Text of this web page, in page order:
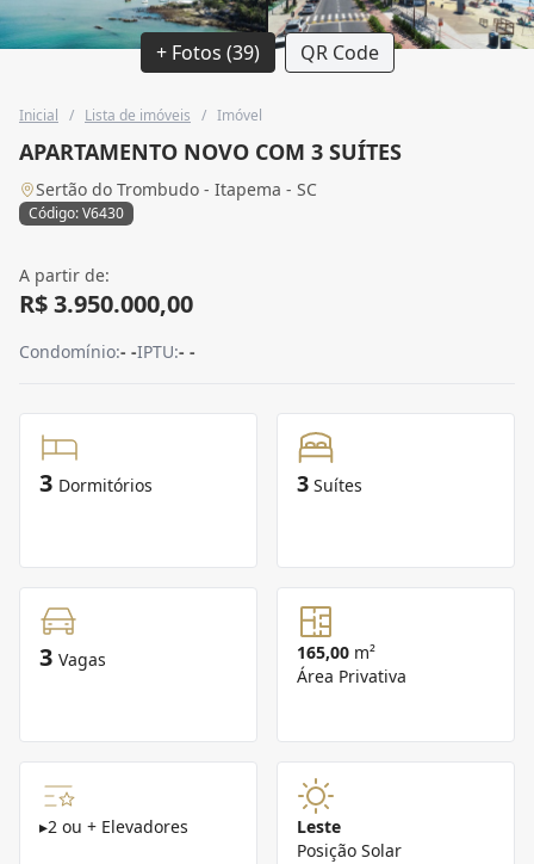
+ Fotos (39) QR Code
Inicial / Lista de imóveis / Imóvel
APARTAMENTO NOVO COM 3 SUÍTES
Sertão do Trombudo - Itapema - SC
Código: V6430
A partir de:
R$ 3.950.000,00
Condomínio:- -IPTU:- -
3 Dormitórios 3 Suítes
3 Vagas 165,00 m²
Área Privativa
▸2 ou + Elevadores
Leste
Posição Solar